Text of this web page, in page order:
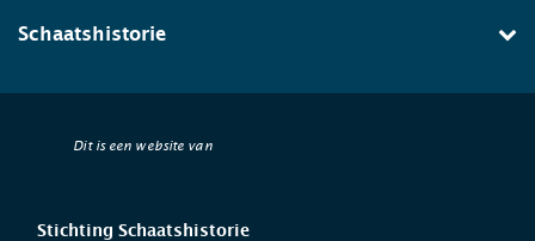
Schaatshistorie
Dit is een website van
Stichting Schaatshistorie